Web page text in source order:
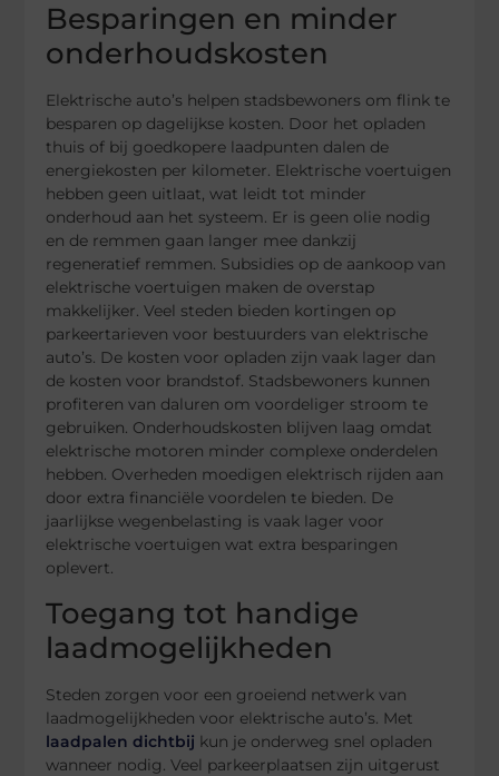
Besparingen en minder
onderhoudskosten
Elektrische auto’s helpen stadsbewoners om flink te
besparen op dagelijkse kosten. Door het opladen
thuis of bij goedkopere laadpunten dalen de
energiekosten per kilometer. Elektrische voertuigen
hebben geen uitlaat, wat leidt tot minder
onderhoud aan het systeem. Er is geen olie nodig
en de remmen gaan langer mee dankzij
regeneratief remmen. Subsidies op de aankoop van
elektrische voertuigen maken de overstap
makkelijker. Veel steden bieden kortingen op
parkeertarieven voor bestuurders van elektrische
auto’s. De kosten voor opladen zijn vaak lager dan
de kosten voor brandstof. Stadsbewoners kunnen
profiteren van daluren om voordeliger stroom te
gebruiken. Onderhoudskosten blijven laag omdat
elektrische motoren minder complexe onderdelen
hebben. Overheden moedigen elektrisch rijden aan
door extra financiële voordelen te bieden. De
jaarlijkse wegenbelasting is vaak lager voor
elektrische voertuigen wat extra besparingen
oplevert.
Toegang tot handige
laadmogelijkheden
Steden zorgen voor een groeiend netwerk van
laadmogelijkheden voor elektrische auto’s. Met
laadpalen dichtbij kun je onderweg snel opladen
wanneer nodig. Veel parkeerplaatsen zijn uitgerust